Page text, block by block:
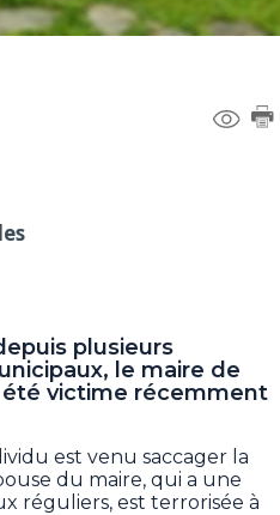
plusieurs
le maire de
été victime récemment
est venu saccager la
du maire, qui a une
réguliers, est terrorisée à